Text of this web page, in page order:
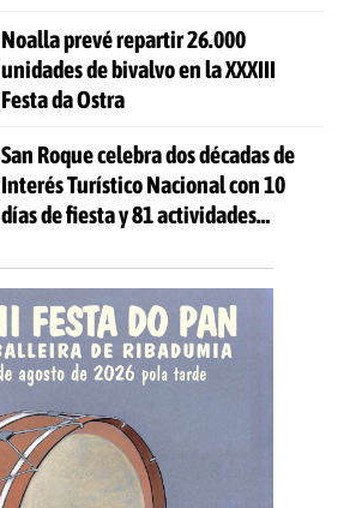
Noalla prevé repartir 26.000
unidades de bivalvo en la XXXIII
Festa da Ostra
San Roque celebra dos décadas de
Interés Turístico Nacional con 10
días de fiesta y 81 actividades